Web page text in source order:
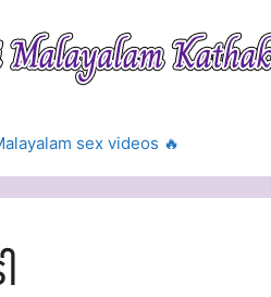
sex videos 🔥